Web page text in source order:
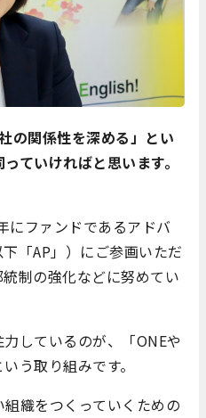
の関係性を深める」とい
ていければと思います。
にファンドであるアドバ
「AP」）にご参画いただ
制の強化などに努めてい
しているのが、「ONEや
う取り組みです。
織をつくっていくための